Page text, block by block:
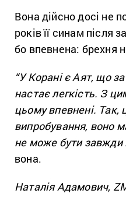
Вона дійсно досі не
років її синам після
бо впевнена: брехня
“У Корані є Аят, що
настає легкість. З
цьому впевнені. Так,
випробування, воно
не може бути завжди
вона.
Наталія Адамович,